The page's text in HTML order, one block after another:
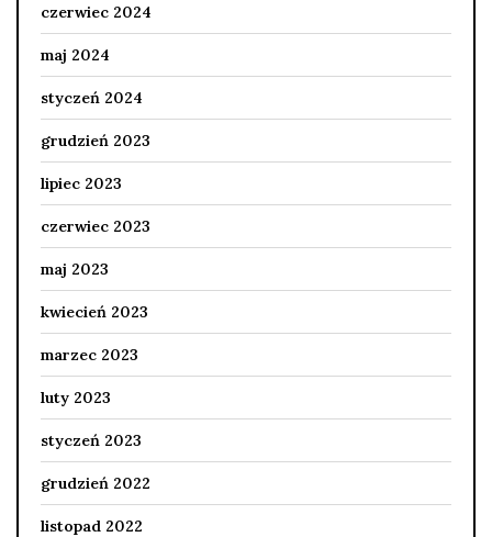
czerwiec 2024
maj 2024
styczeń 2024
grudzień 2023
lipiec 2023
czerwiec 2023
maj 2023
kwiecień 2023
marzec 2023
luty 2023
styczeń 2023
grudzień 2022
listopad 2022